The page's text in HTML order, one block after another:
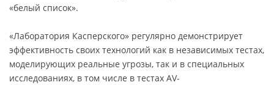
«белый список».
«Лаборатория Касперского» регулярно демонстрирует
эффективность своих технологий как в независимых тестах,
моделирующих реальные угрозы, так и в специальных
исследованиях, в том числе в тестах AV-